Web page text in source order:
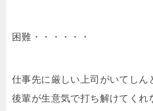
困難・・・・・・
仕事先に厳しい上司がいてしん
後輩が生意気で打ち解けてくれ